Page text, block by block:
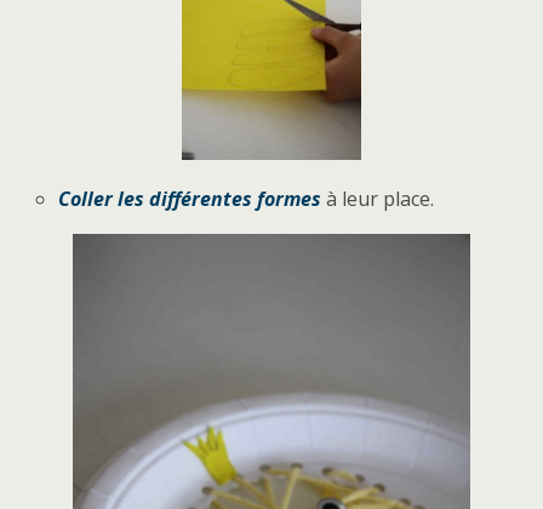
Coller les différentes formesà leur place.